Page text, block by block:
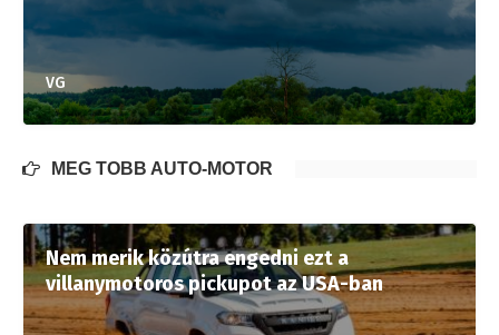
VG
MÉG TÖBB AUTÓ-MOTOR
Nem merik közútra engedni ezt a
villanymotoros pickupot az USA-ban